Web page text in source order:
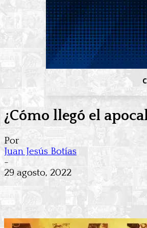
¿Cómo llegó el
Por
Juan Jesús Botías
-
29 agosto, 2022